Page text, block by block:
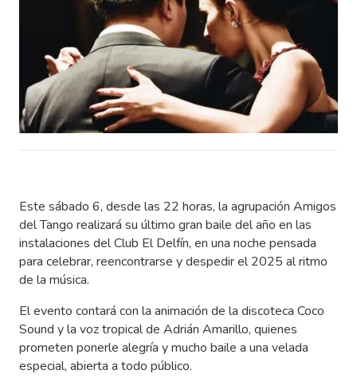
Este sábado 6, desde las 22 horas, la agrupación Amigos
del Tango realizará su último gran baile del año en las
instalaciones del Club El Delfín, en una noche pensada
para celebrar, reencontrarse y despedir el 2025 al ritmo
de la música.
El evento contará con la animación de la discoteca Coco
Sound y la voz tropical de Adrián Amarillo, quienes
prometen ponerle alegría y mucho baile a una velada
especial, abierta a todo público.